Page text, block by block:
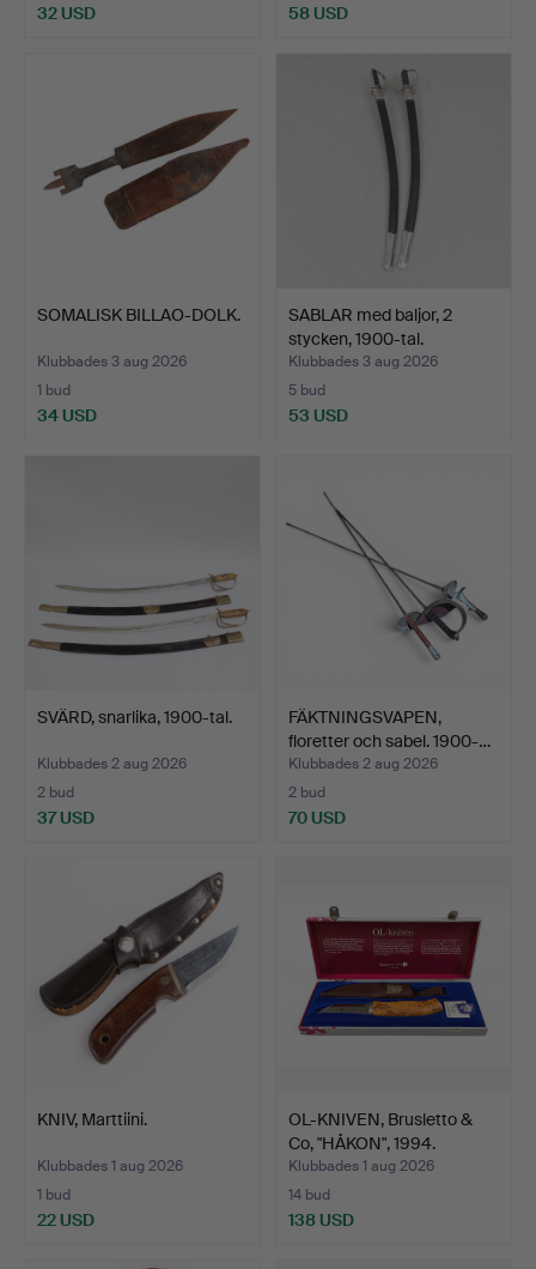
32 USD 58 USD
SOMALISK BILLAO-DOLK.
Klubbades 3 aug 2026
1 bud
34 USD
SABLAR med baljor, 2
stycken, 1900-tal.
Klubbades 3 aug 2026
5 bud
53 USD
SVÄRD, snarlika, 1900-tal.
Klubbades 2 aug 2026
2 bud
37 USD
FÄKTNINGSVAPEN,
floretter och sabel. 1900-…
Klubbades 2 aug 2026
2 bud
70 USD
KNIV, Marttiini.
Klubbades 1 aug 2026
1 bud
22 USD
OL-KNIVEN, Brusletto &
Co, "HÅKON", 1994.
Klubbades 1 aug 2026
14 bud
138 USD